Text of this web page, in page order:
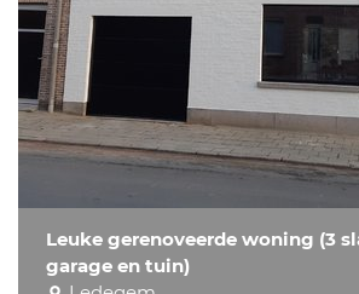
Leuke gerenoveerde woning (3
garage en tuin)